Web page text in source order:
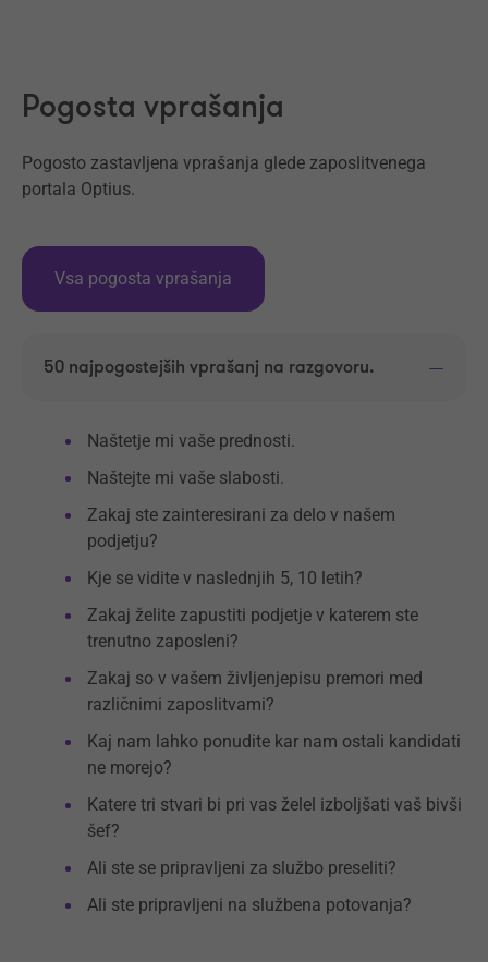
Pogosta vprašanja
Pogosto zastavljena vprašanja glede zaposlitvenega
portala Optius.
Vsa pogosta vprašanja
50 najpogostejših vprašanj na razgovoru.
Naštetje mi vaše prednosti.
Naštejte mi vaše slabosti.
Zakaj ste zainteresirani za delo v našem
podjetju?
Kje se vidite v naslednjih 5, 10 letih?
Zakaj želite zapustiti podjetje v katerem ste
trenutno zaposleni?
Zakaj so v vašem življenjepisu premori med
različnimi zaposlitvami?
Kaj nam lahko ponudite kar nam ostali kandidati
ne morejo?
Katere tri stvari bi pri vas želel izboljšati vaš bivši
šef?
Ali ste se pripravljeni za službo preseliti?
Ali ste pripravljeni na službena potovanja?